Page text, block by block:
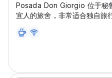
Posada Don Giorgio 位于秘
宜人的旅舍，非常适合独自旅
(Auto-translated from